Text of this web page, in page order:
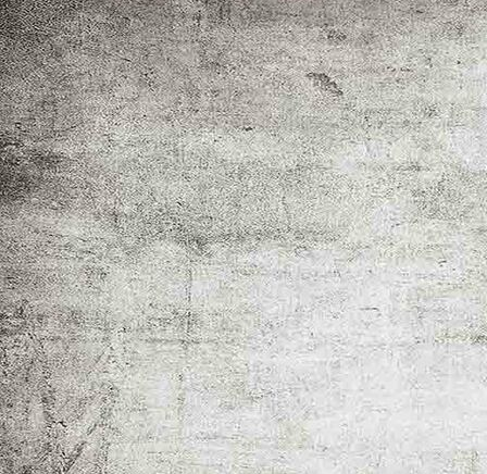
Dezemberwald - Ralf Prien